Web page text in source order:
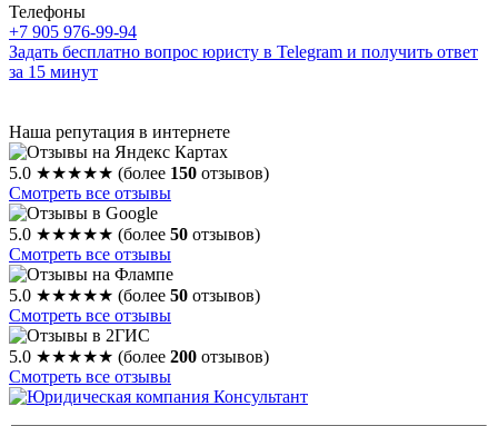
Телефоны
+7 905 976-99-94
Задать бесплатно вопрос юристу в Telegram и получить ответ
за 15 минут
Наша репутация в интернете
5.0 ★★★★★ (более 150 отзывов)
Смотреть все отзывы
5.0 ★★★★★ (более 50 отзывов)
Смотреть все отзывы
5.0 ★★★★★ (более 50 отзывов)
Смотреть все отзывы
5.0 ★★★★★ (более 200 отзывов)
Смотреть все отзывы